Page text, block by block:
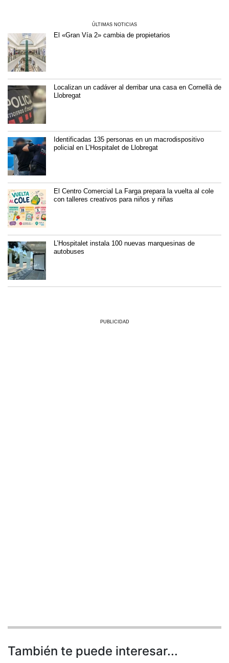
ÚLTIMAS NOTICIAS
El «Gran Vía 2» cambia de propietarios
Localizan un cadáver al derribar una casa en Cornellà de
Llobregat
Identificadas 135 personas en un macrodispositivo
policial en L’Hospitalet de Llobregat
El Centro Comercial La Farga prepara la vuelta al cole
con talleres creativos para niños y niñas
L’Hospitalet instala 100 nuevas marquesinas de
autobuses
PUBLICIDAD
También te puede interesar...